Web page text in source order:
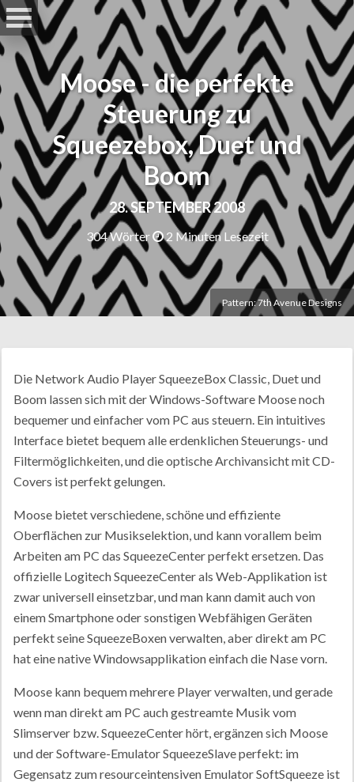
Pattern: 7th Avenue Designs
Moose - die perfekte
Steuerung zu
Squeezebox, Duet und
Boom
28. SEPTEMBER 2008
304 Wörter 2 Minuten Lesezeit
Die Network Audio Player SqueezeBox Classic, Duet und
Boom lassen sich mit der Windows-Software Moose noch
bequemer und einfacher vom PC aus steuern. Ein intuitives
Interface bietet bequem alle erdenklichen Steuerungs- und
Filtermöglichkeiten, und die optische Archivansicht mit CD-
Covers ist perfekt gelungen.
Moose bietet verschiedene, schöne und effiziente
Oberflächen zur Musikselektion, und kann vorallem beim
Arbeiten am PC das SqueezeCenter perfekt ersetzen. Das
offizielle Logitech SqueezeCenter als Web-Applikation ist
zwar universell einsetzbar, und man kann damit auch von
einem Smartphone oder sonstigen Webfähigen Geräten
perfekt seine SqueezeBoxen verwalten, aber direkt am PC
hat eine native Windowsapplikation einfach die Nase vorn.
Moose kann bequem mehrere Player verwalten, und gerade
wenn man direkt am PC auch gestreamte Musik vom
Slimserver bzw. SqueezeCenter hört, ergänzen sich Moose
und der Software-Emulator SqueezeSlave perfekt: im
Gegensatz zum resourceintensiven Emulator SoftSqueeze ist